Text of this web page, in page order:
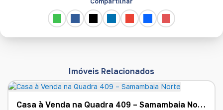
Imóveis Relacionados
Casa à Venda na Quadra 409 – Samambaia Norte